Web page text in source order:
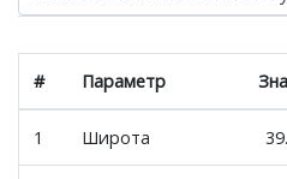
# Параметр
1 Широта